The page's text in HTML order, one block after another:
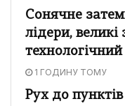
Сонячне
лідери,
1 ГОДИНУ ТОМУ
Рух до